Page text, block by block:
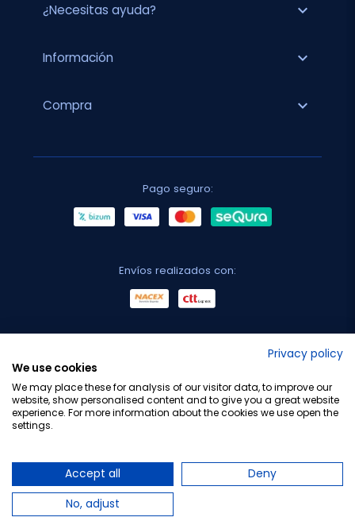
¿Necesitas ayuda? expand_more
Información expand_more
Compra expand_more
Pago seguro:
Envíos realizados con:
Privacy policy
We use cookies
We may place these for analysis of our visitor data, to improve our
website, show personalised content and to give you a great website
experience. For more information about the cookies we use open the
settings.
Accept all
Deny
No, adjust